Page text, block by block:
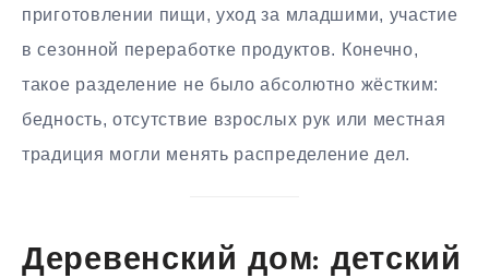
приготовлении пищи, уход за младшими, участие
в сезонной переработке продуктов. Конечно,
такое разделение не было абсолютно жёстким:
бедность, отсутствие взрослых рук или местная
традиция могли менять распределение дел.
Деревенский дом: детский